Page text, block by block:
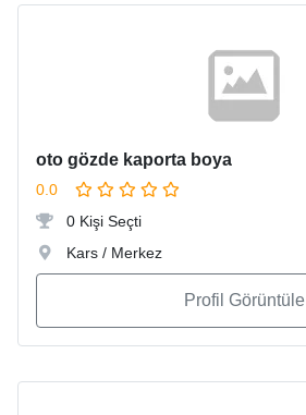
oto gözde kaporta boya
0.0
0 Kişi Seçti
Kars / Merkez
Profil Görüntüle